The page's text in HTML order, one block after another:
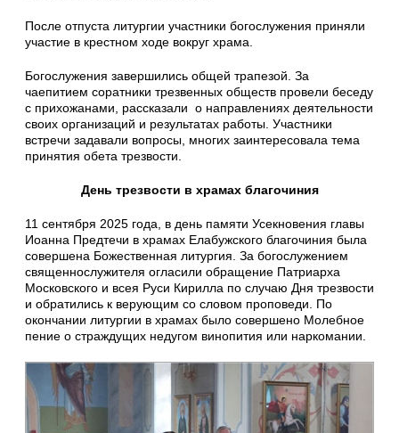
После отпуста литургии участники богослужения приняли
участие в крестном ходе вокруг храма.
Богослужения завершились общей трапезой. За
чаепитием соратники трезвенных обществ провели беседу
с прихожанами, рассказали о направлениях деятельности
своих организаций и результатах работы. Участники
встречи задавали вопросы, многих заинтересовала тема
принятия обета трезвости.
День трезвости в храмах благочиния
11 сентября 2025 года, в день памяти Усекновения главы
Иоанна Предтечи в храмах Елабужского благочиния была
совершена Божественная литургия. За богослужением
священнослужителя огласили обращение Патриарха
Московского и всея Руси Кирилла по случаю Дня трезвости
и обратились к верующим со словом проповеди. По
окончании литургии в храмах было совершено Молебное
пение о страждущих недугом винопития или наркомании.